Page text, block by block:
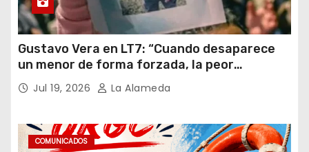
Gustavo Vera en LT7: “Cuando desaparece
un menor de forma forzada, la peor
hipótesis es trata, y así debe seguir
caratulado el caso Loan”
Jul 19, 2026 La Alameda
COMUNICADOS